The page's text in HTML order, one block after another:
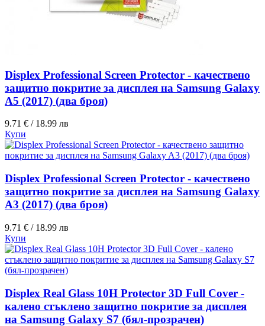
Displex Professional Screen Protector - качествено
защитно покритие за дисплея на Samsung Galaxy
A5 (2017) (два броя)
9.71 € / 18.99 лв
Купи
Displex Professional Screen Protector - качествено
защитно покритие за дисплея на Samsung Galaxy
A3 (2017) (два броя)
9.71 € / 18.99 лв
Купи
Displex Real Glass 10H Protector 3D Full Cover -
калено стъклено защитно покритие за дисплея
на Samsung Galaxy S7 (бял-прозрачен)